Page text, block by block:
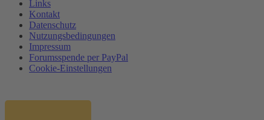
Links
Kontakt
Datenschutz
Nutzungsbedingungen
Impressum
Forumsspende per PayPal
Cookie-Einstellungen